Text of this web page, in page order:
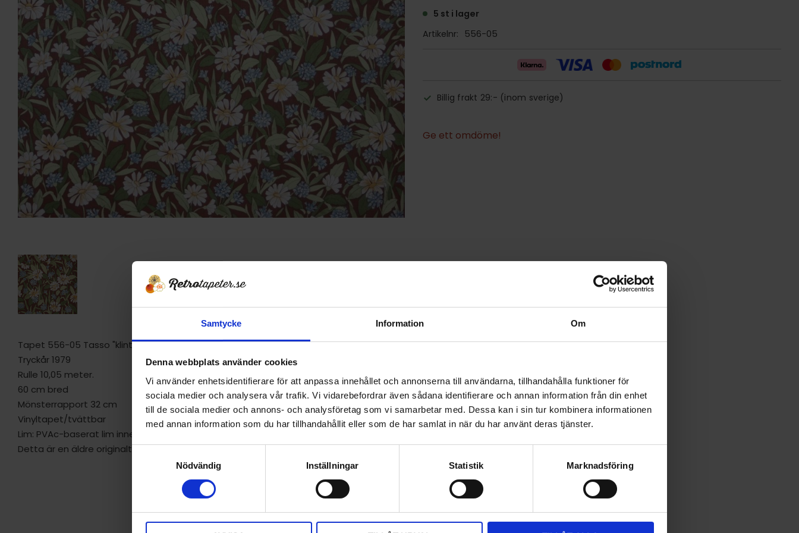
Samtycke Information Om
Denna webbplats använder cookies
Vi använder enhetsidentifierare för att anpassa innehållet och annonserna till användarna, tillhandahålla funktioner för
sociala medier och analysera vår trafik. Vi vidarebefordrar även sådana identifierare och annan information från din enhet
till de sociala medier och annons- och analysföretag som vi samarbetar med. Dessa kan i sin tur kombinera informationen
med annan information som du har tillhandahållit eller som de har samlat in när du har använt deras tjänster.
Nödvändig Inställningar Statistik Marknadsföring
5 st i lager
Artikelnr
556-05
Ge ett omdöme!
Billig frakt 29:- (inom sverige)
Tapet 556-05 Tasso "klint"
Tryckår 1979
Rulle 10,05 meter.
60 cm bred
Mönsterrapport 32 cm
Vinyltapet/tvättbar
Lim: PVAc-baserat lim innehållande antimögelpreparat.
Detta är en äldre originaltapet
a
c
w
i
i
n
i
n